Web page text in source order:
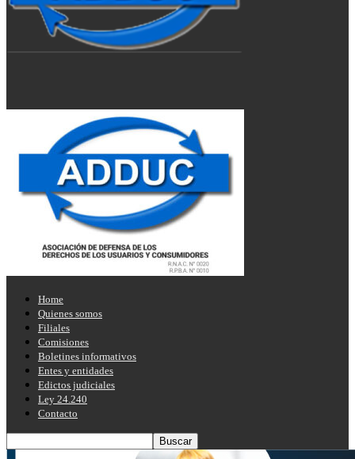
Home
Quienes somos
Filiales
Comisiones
Boletines informativos
Entes y entidades
Edictos judiciales
Ley 24.240
Contacto